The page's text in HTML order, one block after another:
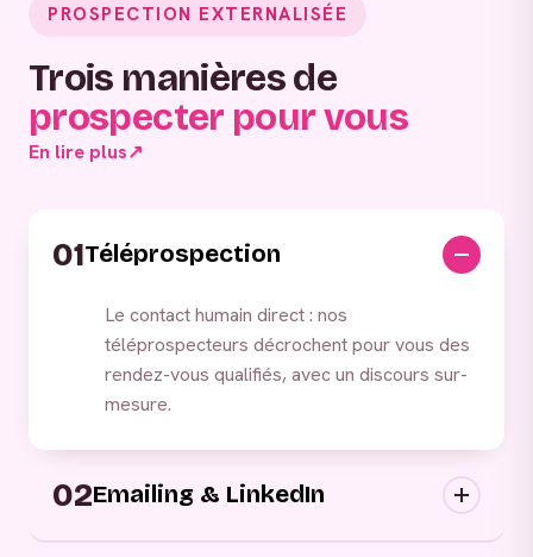
PROSPECTION EXTERNALISÉE
Trois manières de
prospecter pour vous
En lire plus↗
01Téléprospection
Le contact humain direct : nos
téléprospecteurs décrochent pour vous des
rendez-vous qualifiés, avec un discours sur-
mesure.
02Emailing & LinkedIn